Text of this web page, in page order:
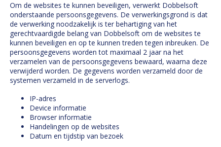
Om de websites te kunnen beveiligen, verwerkt Dobbelsoft
onderstaande persoonsgegevens. De verwerkingsgrond is dat
de verwerking noodzakelijk is ter behartiging van het
gerechtvaardigde belang van Dobbelsoft om de websites te
kunnen beveiligen en op te kunnen treden tegen inbreuken. De
persoonsgegevens worden tot maximaal 2 jaar na het
verzamelen van de persoonsgegevens bewaard, waarna deze
verwijderd worden. De gegevens worden verzameld door de
systemen verzameld in de serverlogs.
IP-adres
Device informatie
Browser informatie
Handelingen op de websites
Datum en tijdstip van bezoek